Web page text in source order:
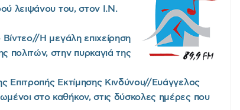
λειψάνου του, στον Ι.Ν.
Βίντεο//Η μεγάλη επιχείρηση
πολιτών, στην πυρκαγιά της
Επιτροπής Εκτίμησης Κινδύνου//Ευάγγελος
στο καθήκον, στις δύσκολες ημέρες που